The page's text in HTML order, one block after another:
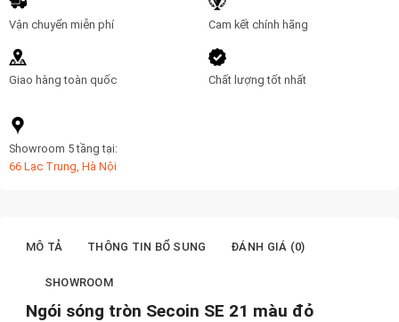
Vận chuyển miễn phí
Giao hàng toàn quốc
Cam kết chính hãng
Chất lượng tốt nhất
Showroom 5 tầng tại:
66 Lạc Trung, Hà Nội
MÔ TẢ THÔNG TIN BỔ SUNG ĐÁNH GIÁ (0)
SHOWROOM
Ngói sóng tròn Secoin SE 21 màu đỏ